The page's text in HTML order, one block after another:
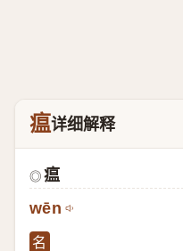
瘟详细解释
◎ 瘟
wēn
名